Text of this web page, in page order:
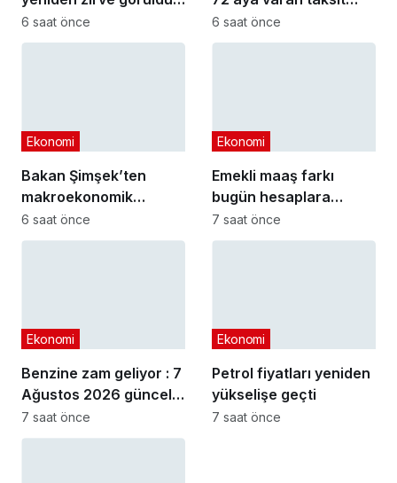
3 milyon liranın aylık
getirisi ne kadar oldu?
6 saat önce
fırsatı
6 saat önce
Bakan Şimşek’ten
makroekonomik
istikrar açıklaması
Ekonomi
6 saat önce
Emekli maaş farkı
bugün hesaplara
yatıyor
Ekonomi
7 saat önce
Benzine zam geliyor : 7
Ağustos 2026 güncel
akaryakıt fiyatları
Ekonomi
7 saat önce
Petrol fiyatları yeniden
yükselişe geçti
Ekonomi
7 saat önce